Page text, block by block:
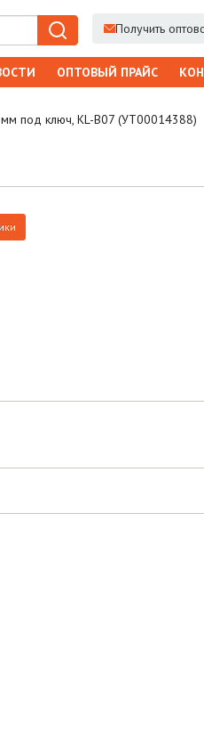
Получить
ОПТОВЫЙ ПРАЙС
мм под ключ, KL-B07 (УТ00014388)